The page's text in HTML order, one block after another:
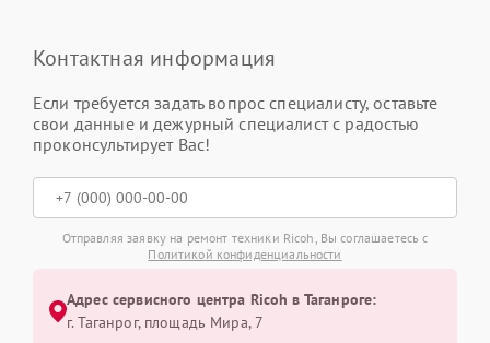
Контактная информация
Если требуется задать вопрос специалисту, оставьте
свои данные и дежурный специалист с радостью
проконсультирует Вас!
Отправляя заявку на ремонт техники Ricoh, Вы соглашаетесь с
Политикой конфиденциальности
Адрес сервисного центра Ricoh в Таганроге:
г. Таганрог, площадь Мира, 7